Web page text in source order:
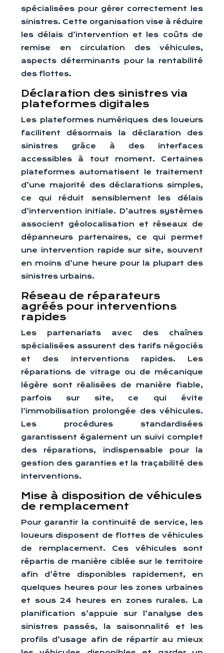
spécialisées pour gérer correctement les
sinistres. Cette organisation vise à réduire
les délais d’intervention et les coûts de
remise en circulation des véhicules,
aspects déterminants pour la rentabilité
des flottes.
Déclaration des sinistres via
plateformes digitales
Les plateformes numériques des loueurs
facilitent désormais la déclaration des
sinistres grâce à des interfaces
accessibles à tout moment. Certaines
plateformes automatisent le traitement
d’une majorité des déclarations simples,
ce qui réduit sensiblement les délais
d’intervention initiale. D’autres systèmes
associent géolocalisation et réseaux de
dépanneurs partenaires, ce qui permet
une intervention rapide sur site, souvent
en moins d’une heure pour la plupart des
sinistres urbains.
Réseau de réparateurs
agréés pour interventions
rapides
Les partenariats avec des chaînes
spécialisées assurent des tarifs négociés
et des interventions rapides. Les
réparations de vitrage ou de mécanique
légère sont réalisées de manière fiable,
parfois sur site, ce qui évite
l’immobilisation prolongée des véhicules.
Les procédures standardisées
garantissent également un suivi complet
des réparations, indispensable pour la
gestion des garanties et la traçabilité des
interventions.
Mise à disposition de véhicules
de remplacement
Pour garantir la continuité de service, les
loueurs disposent de flottes de véhicules
de remplacement. Ces véhicules sont
répartis de manière ciblée sur le territoire
afin d’être disponibles rapidement, en
quelques heures pour les zones urbaines
et sous 24 heures en zones rurales. La
planification s’appuie sur l’analyse des
sinistres passés, la saisonnalité et les
profils d’usage afin de répartir au mieux